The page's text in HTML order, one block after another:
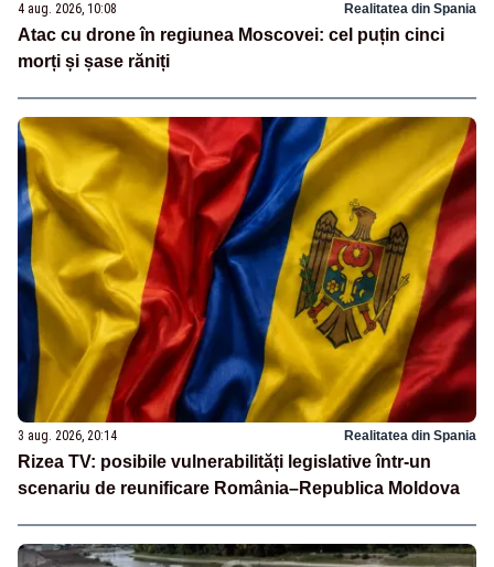
4 aug. 2026, 10:08 Realitatea din Spania
Atac cu drone în regiunea Moscovei: cel puțin cinci
morți și șase răniți
3 aug. 2026, 20:14 Realitatea din Spania
Rizea TV: posibile vulnerabilități legislative într-un
scenariu de reunificare România–Republica Moldova